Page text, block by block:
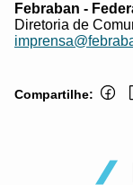
Febraban -
Diretoria de
Compartilhe: